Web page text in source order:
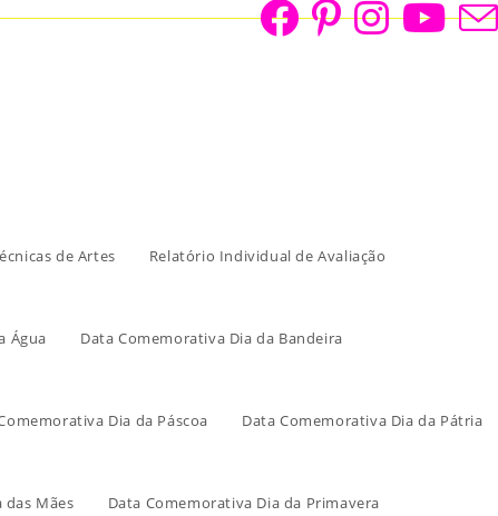
de Artes Relatório Individual de Avaliação
Água Data Comemorativa Dia da Bandeira
Dia da Páscoa Data Comemorativa Dia da Pátria
das Mães Data Comemorativa Dia da Primavera